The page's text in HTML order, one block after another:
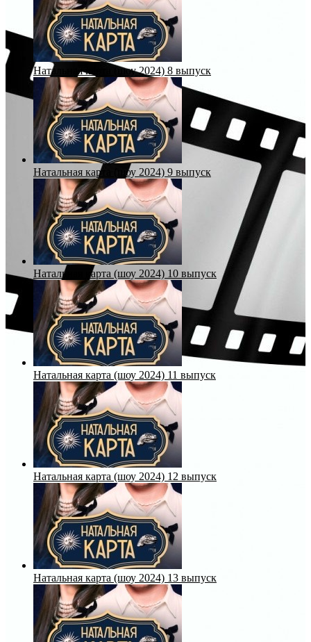
Натальная карта (шоу 2024) 8 выпуск
Натальная карта (шоу 2024) 9 выпуск
Натальная карта (шоу 2024) 10 выпуск
Натальная карта (шоу 2024) 11 выпуск
Натальная карта (шоу 2024) 12 выпуск
Натальная карта (шоу 2024) 13 выпуск